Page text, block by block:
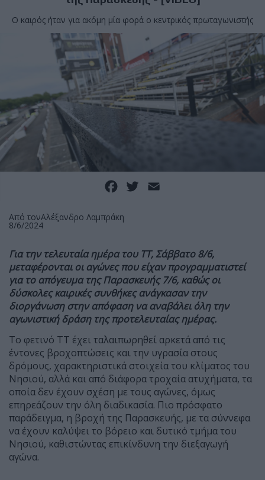
Ο καιρός ήταν για ακόμη μία φορά ο κεντρικός πρωταγωνιστής
Facebook
Twitter
Από τονΑλέξανδρο Λαμπράκη
8/6/2024
Για την τελευταία ημέρα του TT, Σάββατο 8/6,
μεταφέρονται οι αγώνες που είχαν προγραμματιστεί
για το απόγευμα της Παρασκευής 7/6, καθώς οι
δύσκολες καιρικές συνθήκες ανάγκασαν την
διοργάνωση στην απόφαση να αναβάλει όλη την
αγωνιστική δράση της προτελευταίας ημέρας.
Το φετινό TT έχει ταλαιπωρηθεί αρκετά από τις
έντονες βροχοπτώσεις και την υγρασία στους
δρόμους, χαρακτηριστικά στοιχεία του κλίματος του
Νησιού, αλλά και από διάφορα τροχαία ατυχήματα, τα
οποία δεν έχουν σχέση με τους αγώνες, όμως
επηρεάζουν την όλη διαδικασία. Πιο πρόσφατο
παράδειγμα, η βροχή της Παρασκευής, με τα σύννεφα
να έχουν καλύψει το βόρειο και δυτικό τμήμα του
Νησιού, καθιστώντας επικίνδυνη την διεξαγωγή
αγώνα.